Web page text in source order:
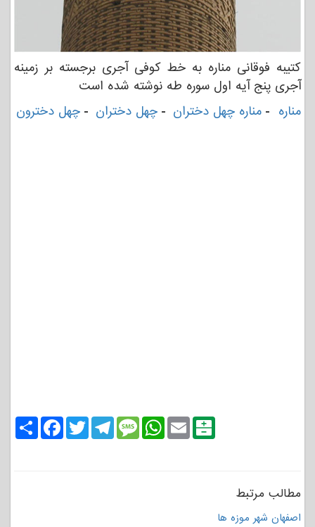
کتیبه فوقانی مناره به خط کوفی آجری برجسته بر زمینه
آجری پنج آیه اول سوره طه نوشته شده است
مناره - مناره چهل دختران - چهل دختران - چهل دخترون
Share
FacebookTwitterTelegramMessageWhatsAppEmailBalatarin
مطالب مرتبط
اصفهان شهر موزه ها